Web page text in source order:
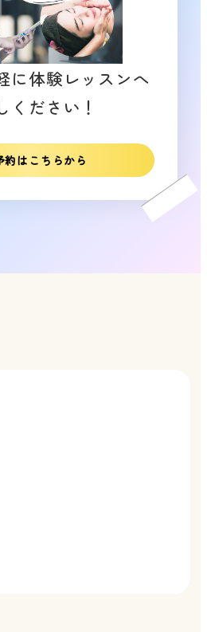
に体験レッスンへ
ください！
約はこちらから